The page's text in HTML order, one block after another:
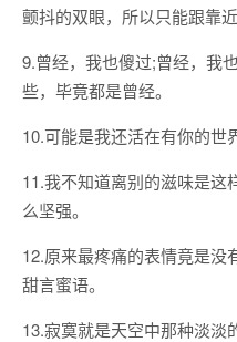
颤抖的双眼，所以只能跟靠
9.曾经，我也傻过;曾经，我
些，毕竟都是曾经。
10.可能是我还活在有你的世
11.我不知道离别的滋味是这
么坚强。
12.原来最疼痛的表情竟是没
甜言蜜语。
13.寂寞就是天空中那种淡淡